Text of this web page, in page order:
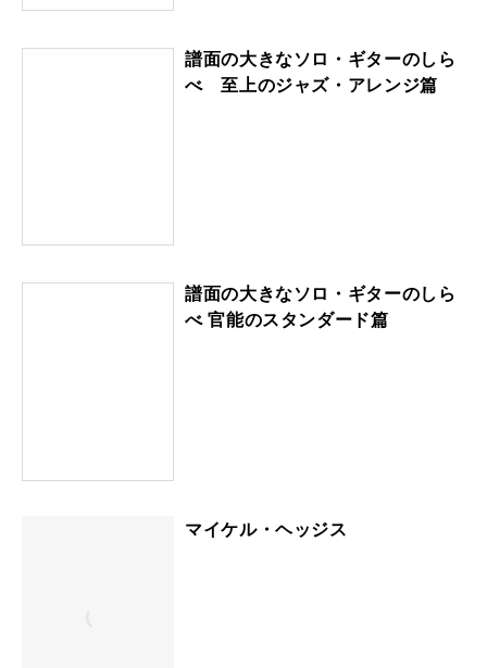
譜面の大きなソロ・ギターのしら
べ 至上のジャズ・アレンジ篇
譜面の大きなソロ・ギターのしら
べ 官能のスタンダード篇
マイケル・ヘッジス